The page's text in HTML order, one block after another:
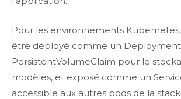
Pour les environnements
être déployé comme un
PersistentVolumeClaim pour le
modèles, et exposé comme un
accessible aux autres pods de la stack.